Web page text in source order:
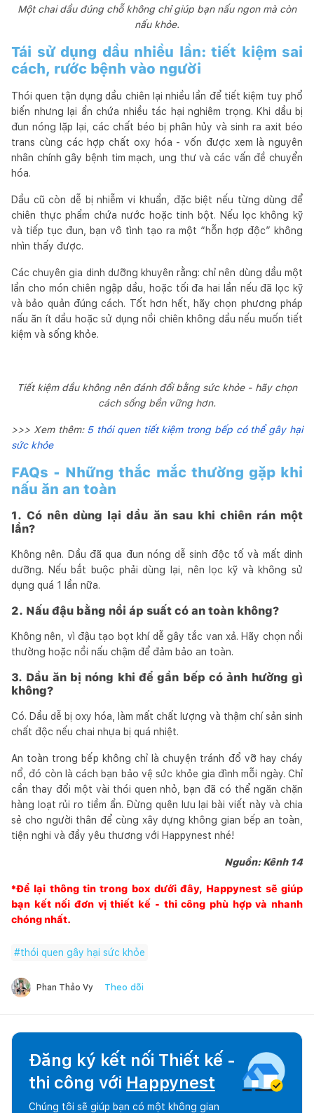
Một chai dầu đúng chỗ không chỉ giúp bạn nấu ngon mà còn
nấu khỏe.
Tái sử dụng dầu nhiều lần: tiết kiệm sai
cách, rước bệnh vào người
Thói quen tận dụng dầu chiên lại nhiều lần để tiết kiệm tuy phổ
biến nhưng lại ẩn chứa nhiều tác hại nghiêm trọng. Khi dầu bị
đun nóng lặp lại, các chất béo bị phân hủy và sinh ra axit béo
trans cùng các hợp chất oxy hóa - vốn được xem là nguyên
nhân chính gây bệnh tim mạch, ung thư và các vấn đề chuyển
hóa.
Dầu cũ còn dễ bị nhiễm vi khuẩn, đặc biệt nếu từng dùng để
chiên thực phẩm chứa nước hoặc tinh bột. Nếu lọc không kỹ
và tiếp tục đun, bạn vô tình tạo ra một “hỗn hợp độc” không
nhìn thấy được.
Các chuyên gia dinh dưỡng khuyên rằng: chỉ nên dùng dầu một
lần cho món chiên ngập dầu, hoặc tối đa hai lần nếu đã lọc kỹ
và bảo quản đúng cách. Tốt hơn hết, hãy chọn phương pháp
nấu ăn ít dầu hoặc sử dụng nồi chiên không dầu nếu muốn tiết
kiệm và sống khỏe.
Tiết kiệm dầu không nên đánh đổi bằng sức khỏe - hãy chọn
cách sống bền vững hơn.
>>> Xem thêm: 5 thói quen tiết kiệm trong bếp có thể gây hại
sức khỏe
FAQs - Những thắc mắc thường gặp khi
nấu ăn an toàn
1. Có nên dùng lại dầu ăn sau khi chiên rán một
lần?
Không nên. Dầu đã qua đun nóng dễ sinh độc tố và mất dinh
dưỡng. Nếu bắt buộc phải dùng lại, nên lọc kỹ và không sử
dụng quá 1 lần nữa.
2. Nấu đậu bằng nồi áp suất có an toàn không?
Không nên, vì đậu tạo bọt khí dễ gây tắc van xả. Hãy chọn nồi
thường hoặc nồi nấu chậm để đảm bảo an toàn.
3. Dầu ăn bị nóng khi để gần bếp có ảnh hưởng gì
không?
Có. Dầu dễ bị oxy hóa, làm mất chất lượng và thậm chí sản sinh
chất độc nếu chai nhựa bị quá nhiệt.
An toàn trong bếp không chỉ là chuyện tránh đổ vỡ hay cháy
nổ, đó còn là cách bạn bảo vệ sức khỏe gia đình mỗi ngày. Chỉ
cần thay đổi một vài thói quen nhỏ, bạn đã có thể ngăn chặn
hàng loạt rủi ro tiềm ẩn. Đừng quên lưu lại bài viết này và chia
sẻ cho người thân để cùng xây dựng không gian bếp an toàn,
tiện nghi và đầy yêu thương với Happynest nhé!
Nguồn: Kênh 14
*Để lại thông tin trong box dưới đây, Happynest sẽ giúp
bạn kết nối đơn vị thiết kế - thi công phù hợp và nhanh
chóng nhất.
#thói quen gây hại sức khỏe
Phan Thảo Vy Theo dõi
Đăng ký kết nối Thiết kế -
thi công với Happynest
Chúng tôi sẽ giúp bạn có một không gian